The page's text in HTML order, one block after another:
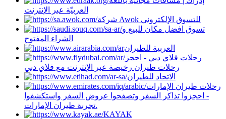
العربيّة عبر الإنترنت
شركة Awok للتسوق الإلكتروني
تسوق افضل مكان للبيع و
الشراء المفتوح
العربية للطيران
رحلات فلاي دبي - احجز
رحلات طيران رخيصة عبر الإنترنت مع فلاي دبي
الاتحاد للطيران
رحلات طيران الإمارات
- احجزوا تذاكر السفر وتصفحوا عروض السفر واستكشفوا
تجربة طيران الإمارات.
KAYAK